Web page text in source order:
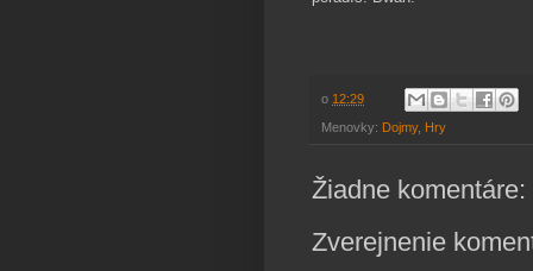
o 12:29
Menovky: Dojmy, Hry
Žiadne komentáre:
Zverejnenie